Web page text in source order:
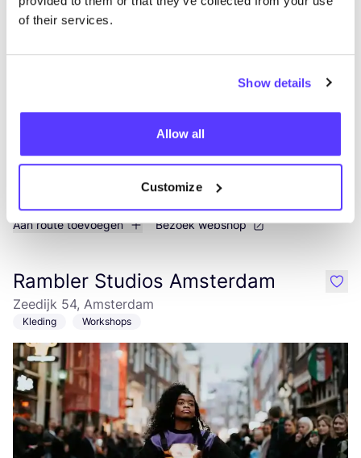
of their services.
Show details
Allow all
Customize
Aan route toevoegen Bezoek webshop
Rambler Studios Amsterdam
Zeedijk 54, Amsterdam
Kleding Workshops
like